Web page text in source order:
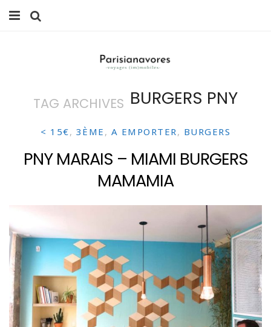
FAMILLE
VOYAGES
WEEK-ENDS
BALADES À PARIS
LIFESTYLE
0 ITEMS -0,00€
TAG ARCHIVES BURGERS PNY
< 15€, 3ÈME , A EMPORTER, BURGERS
PNY MARAIS – MIAMI BURGERS
MAMAMIA